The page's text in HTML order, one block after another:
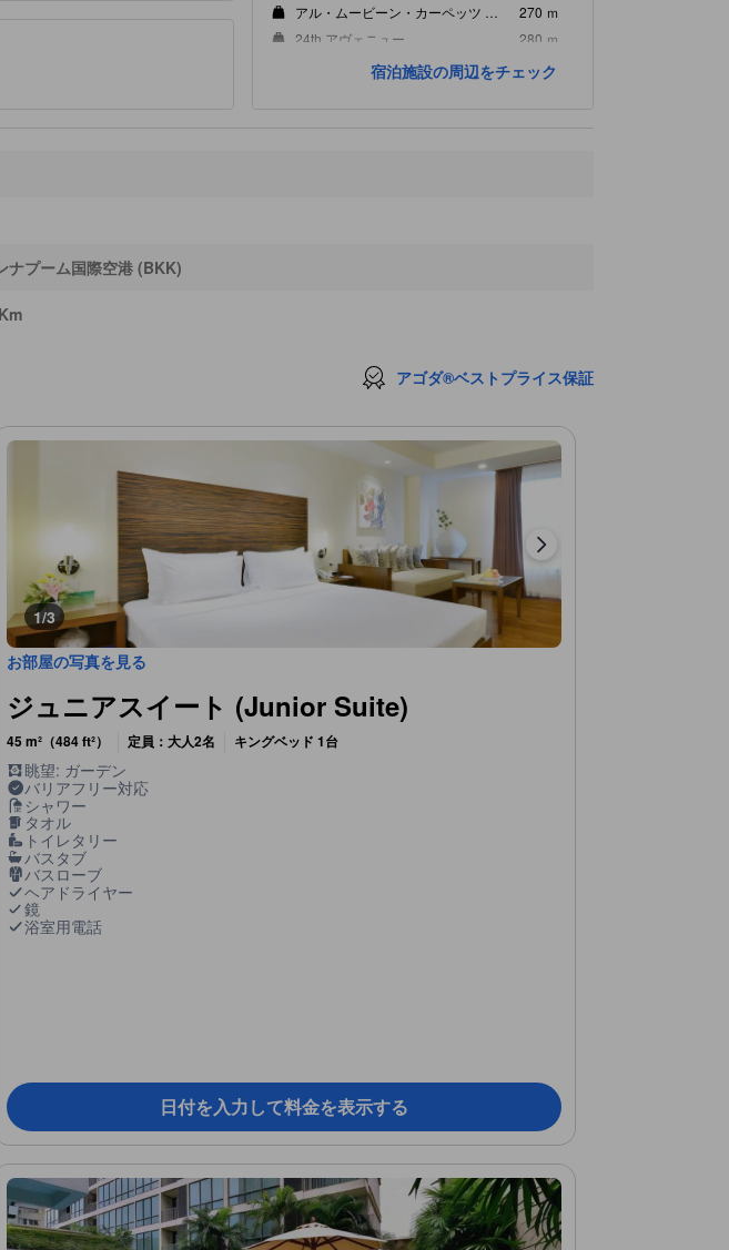
ります。］
アル・ムービーン・カーペッツ バンコク
270 ｍ
24th アヴェニュー
280 ｍ
宿泊施設の周辺をチェック
ナプーム国際空港 (BKK)
アゴダ®ベストプライス保証
1/3
お部屋の写真を見る
ジュニアスイート (Junior Suite)
45 m²（484 ft²） 定員：大人2名 キングベッド 1台
眺望: ガーデン
バリアフリー対応
シャワー
タオル
トイレタリー
バスタブ
バスローブ
ヘアドライヤー
鏡
浴室用電話
日付を入力して料金を表示する